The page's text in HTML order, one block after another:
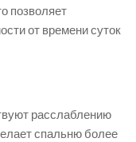
позволяет
от времени суток
расслаблению
спальню более